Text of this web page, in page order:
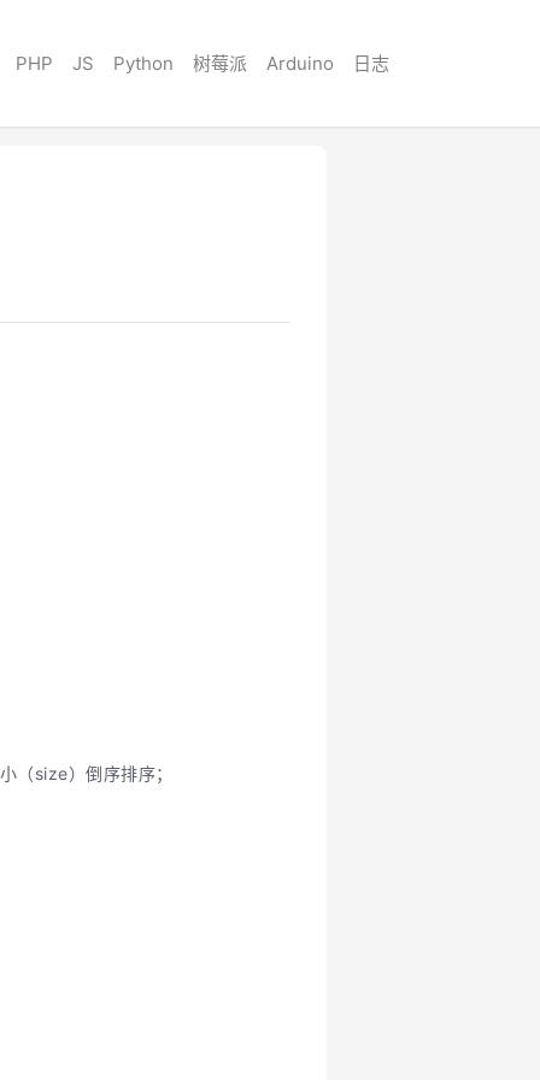
PHP JS Python 树莓派 Arduino 日志
（size）倒序排序；